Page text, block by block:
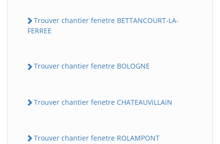
Trouver chantier fenetre BETTANCOURT-LA-
FERREE
Trouver chantier fenetre BOLOGNE
Trouver chantier fenetre CHATEAUViLLAiN
Trouver chantier fenetre ROLAMPONT